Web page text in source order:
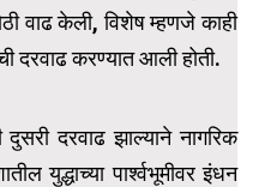
वाढ केली, विशेष म्हणजे काही
दरवाढ करण्यात आली होती.
दरवाढ झाल्याने नागरिक
युद्धाच्या पार्श्वभूमीवर इंधन